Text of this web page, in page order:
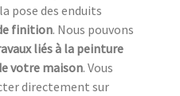
pose des enduits
finition. Nous pouvons
liés à la peinture
votre maison. Vous
directement sur